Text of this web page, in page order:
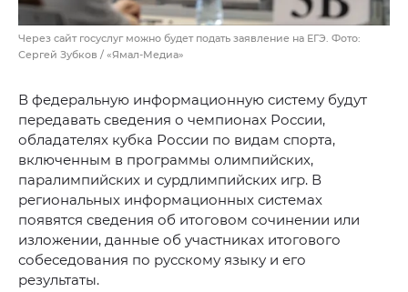
Через сайт госуслуг можно будет подать заявление на ЕГЭ. Фото:
Сергей Зубков / «Ямал-Медиа»
В федеральную информационную систему будут
передавать сведения о чемпионах России,
обладателях кубка России по видам спорта,
включенным в программы олимпийских,
паралимпийских и сурдлимпийских игр. В
региональных информационных системах
появятся сведения об итоговом сочинении или
изложении, данные об участниках итогового
собеседования по русскому языку и его
результаты.